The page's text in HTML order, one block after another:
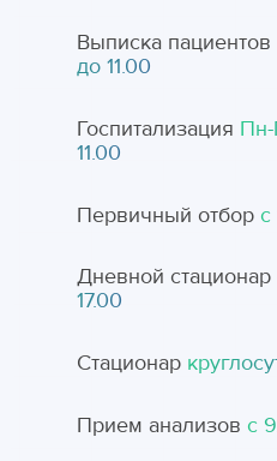
Выписка пациентов
до 11.00
Госпитализация
11.00
Первичный отбор с
Дневной стационар
17.00
Стационар
Прием анализов с